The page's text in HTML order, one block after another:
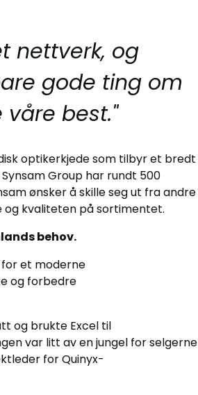
nettverk, og
gode ting om
våre best."
optikerkjede som tilbyr et bredt
Group har rundt 500
ønsker å skille seg ut fra andre
og kvaliteten på sortimentet.
behov.
et moderne
og forbedre
og brukte Excel til
var litt av en jungel for selgerne
for Quinyx-